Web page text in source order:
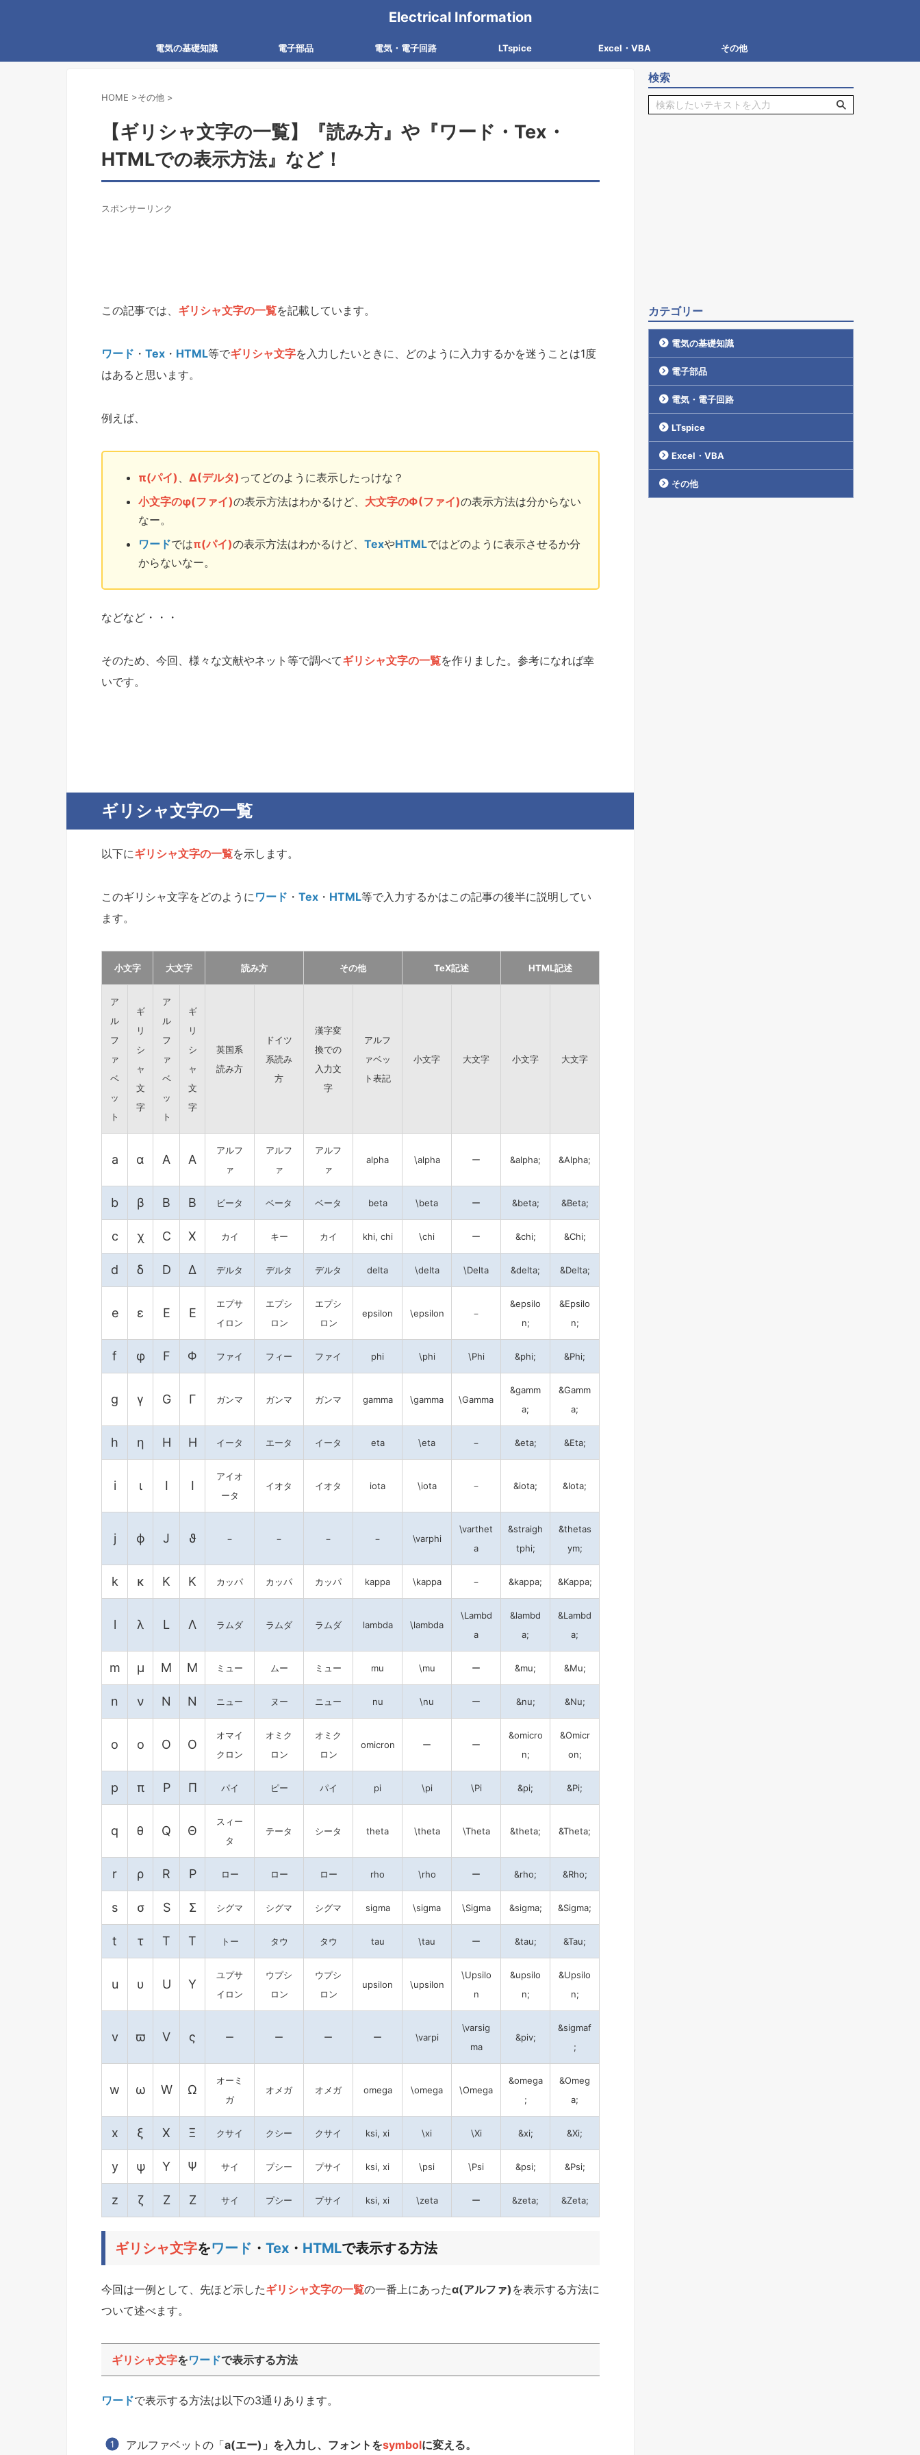
Electrical Information
電気の基礎知識 電子部品 電気・電子回路 LTspice Excel・VBA その他
HOME >その他 >
【ギリシャ文字の一覧】『読み方』や『ワード・Tex・
HTMLでの表示方法』など！
スポンサーリンク
この記事では、 ギリシャ文字の一覧を記載しています。
ワード ・ Tex ・ HTML等でギリシャ文字を入力したいときに、どのように入力するかを迷うことは1度
はあると思います。
例えば、
π(パイ) 、 Δ(デルタ) ってどのように表示したっけな？
小文字のφ(ファイ)の表示方法はわかるけど、 大文字のΦ(ファイ)の表示方法は分からない
なー。
ワードではπ(パイ)の表示方法はわかるけど、 TexやHTMLではどのように表示させるか分
からないなー。
などなど・・・
そのため、今回、様々な文献やネット等で調べてギリシャ文字の一覧を作りました。参考になれば幸
いです。
ギリシャ文字の一覧
以下にギリシャ文字の一覧を示します。
このギリシャ文字をどのようにワード ・ Tex ・ HTML等で入力するかはこの記事の後半に説明してい
ます。
小文字 大文字 読み方 その他 TeX記述 HTML記述
ア
ル
フ
ァ
ベ
ッ
ト
ギ
リ
シ
ャ
文
字
ア
ル
フ
ァ
ベ
ッ
ト
ギ
リ
シ
ャ
文
字
英国系
読み方
ドイツ
系読み
方
漢字変
換での
入力文
字
アルフ
ァベッ
ト表記
小文字 大文字 小文字 大文字
a α A Α
アルフ
ァ
アルフ
ァ
アルフ
ァ
alpha \alpha ー &alpha; &Alpha;
b β B Β ビータ ベータ ベータ beta \beta ー &beta; &Beta;
c χ C Χ カイ キー カイ khi, chi \chi ー &chi; &Chi;
d δ D Δ デルタ デルタ デルタ delta \delta \Delta &delta; &Delta;
e ε E Ε
エプサ
イロン
エプシ
ロン
エプシ
ロン
epsilon \epsilon －
&epsilo
n;
&Epsilo
n;
f φ F Φ ファイ フィー ファイ phi \phi \Phi &phi; &Phi;
g γ G Γ ガンマ ガンマ ガンマ gamma \gamma \Gamma
&gamm
a;
&Gamm
a;
h η H Η イータ エータ イータ eta \eta － &eta; &Eta;
i ι I Ι
アイオ
ータ
イオタ イオタ iota \iota － &iota; &Iota;
j ϕ J ϑ － － － － \varphi
\varthet
a
&straigh
tphi;
&thetas
ym;
k κ K Κ カッパ カッパ カッパ kappa \kappa － &kappa; &Kappa;
l λ L Λ ラムダ ラムダ ラムダ lambda \lambda
\Lambd
a
&lambd
a;
&Lambd
a;
m μ M Μ ミュー ムー ミュー mu \mu ー &mu; &Mu;
n ν N Ν ニュー ヌー ニュー nu \nu ー &nu; &Nu;
o ο O Ο
オマイ
クロン
オミク
ロン
オミク
ロン
omicron ー ー
&omicro
n;
&Omicr
on;
p π P Π パイ ピー パイ pi \pi \Pi &pi; &Pi;
q θ Q Θ
スィー
タ
テータ シータ theta \theta \Theta &theta; &Theta;
r ρ R Ρ ロー ロー ロー rho \rho ー &rho; &Rho;
s σ S Σ シグマ シグマ シグマ sigma \sigma \Sigma &sigma; &Sigma;
t τ T Τ トー タウ タウ tau \tau ー &tau; &Tau;
u υ U Υ
ユプサ
イロン
ウプシ
ロン
ウプシ
ロン
upsilon \upsilon
\Upsilo
n
&upsilo
n;
&Upsilo
n;
v ϖ V ς ー ー ー ー \varpi
\varsig
ma
&piv;
&sigmaf
;
w ω W Ω
オーミ
ガ
オメガ オメガ omega \omega \Omega
&omega
;
&Omeg
a;
x ξ X Ξ クサイ クシー クサイ ksi, xi \xi \Xi &xi; &Xi;
y ψ Y Ψ サイ プシー プサイ ksi, xi \psi \Psi &psi; &Psi;
z ζ Z Ζ サイ プシー プサイ ksi, xi \zeta ー &zeta; &Zeta;
ギリシャ文字をワード ・ Tex ・ HTMLで表示する方法
今回は一例として、先ほど示したギリシャ文字の一覧の一番上にあったα(アルファ) を表示する方法に
ついて述べます。
ギリシャ文字をワードで表示する方法
ワードで表示する方法は以下の3通りあります。
アルファベットの「a(エー) 」を入力し、フォントをsymbolに変える。
検索
カテゴリー
電気の基礎知識
電子部品
電気・電子回路
LTspice
Excel・VBA
その他